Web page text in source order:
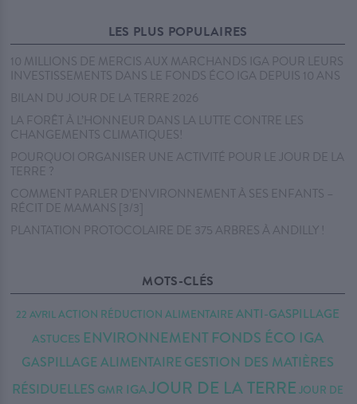
LES PLUS POPULAIRES
10 MILLIONS DE MERCIS AUX MARCHANDS IGA POUR LEURS
INVESTISSEMENTS DANS LE FONDS ÉCO IGA DEPUIS 10 ANS
BILAN DU JOUR DE LA TERRE 2026
LA FORÊT À L’HONNEUR DANS LA LUTTE CONTRE LES
CHANGEMENTS CLIMATIQUES!
POURQUOI ORGANISER UNE ACTIVITÉ POUR LE JOUR DE LA
TERRE ?
COMMENT PARLER D’ENVIRONNEMENT À SES ENFANTS –
RÉCIT DE MAMANS [3/3]
PLANTATION PROTOCOLAIRE DE 375 ARBRES À ANDILLY !
MOTS-CLÉS
22 AVRILACTION RÉDUCTION ALIMENTAIRE ANTI-GASPILLAGE
ASTUCES ENVIRONNEMENTFONDS ÉCO IGA
GASPILLAGE ALIMENTAIREGESTION DES MATIÈRES
RÉSIDUELLES GMR IGAJOUR DE LA TERRE JOUR DE